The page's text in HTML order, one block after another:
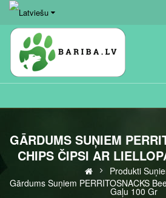
GĀRDUMS SUŅIEM
CHIPS ČIPSI AR
Produkti
Gārdums Suņiem PERRITOSNACKS
Gaļu 100 Gr